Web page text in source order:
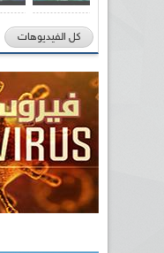
كل الفيديوهات